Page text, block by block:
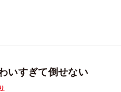
いすぎて倒せない